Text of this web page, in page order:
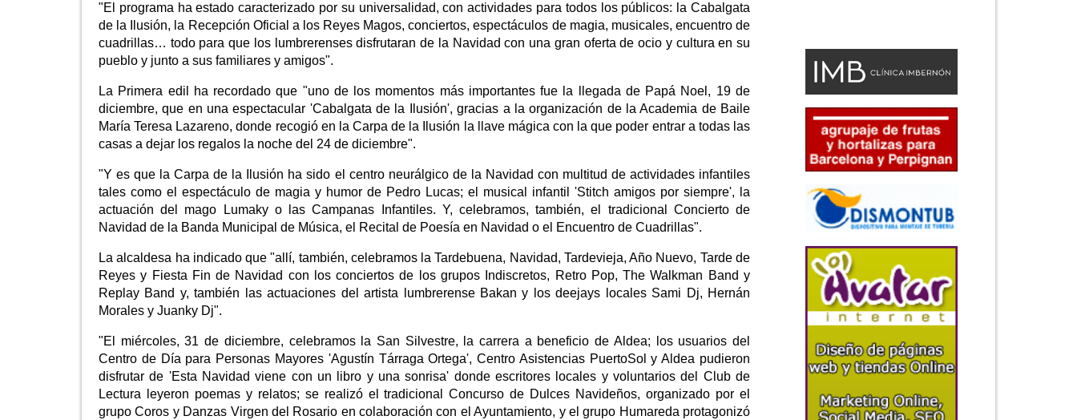
"El programa ha estado caracterizado por su universalidad, con actividades para todos los públicos: la Cabalgata
de la Ilusión, la Recepción Oficial a los Reyes Magos, conciertos, espectáculos de magia, musicales, encuentro de
cuadrillas… todo para que los lumbrerenses disfrutaran de la Navidad con una gran oferta de ocio y cultura en su
pueblo y junto a sus familiares y amigos".
La Primera edil ha recordado que "uno de los momentos más importantes fue la llegada de Papá Noel, 19 de
diciembre, que en una espectacular 'Cabalgata de la Ilusión', gracias a la organización de la Academia de Baile
María Teresa Lazareno, donde recogió en la Carpa de la Ilusión la llave mágica con la que poder entrar a todas las
casas a dejar los regalos la noche del 24 de diciembre".
"Y es que la Carpa de la Ilusión ha sido el centro neurálgico de la Navidad con multitud de actividades infantiles
tales como el espectáculo de magia y humor de Pedro Lucas; el musical infantil 'Stitch amigos por siempre', la
actuación del mago Lumaky o las Campanas Infantiles. Y, celebramos, también, el tradicional Concierto de
Navidad de la Banda Municipal de Música, el Recital de Poesía en Navidad o el Encuentro de Cuadrillas".
La alcaldesa ha indicado que "allí, también, celebramos la Tardebuena, Navidad, Tardevieja, Año Nuevo, Tarde de
Reyes y Fiesta Fin de Navidad con los conciertos de los grupos Indiscretos, Retro Pop, The Walkman Band y
Replay Band y, también las actuaciones del artista lumbrerense Bakan y los deejays locales Sami Dj, Hernán
Morales y Juanky Dj".
"El miércoles, 31 de diciembre, celebramos la San Silvestre, la carrera a beneficio de Aldea; los usuarios del
Centro de Día para Personas Mayores 'Agustín Tárraga Ortega', Centro Asistencias PuertoSol y Aldea pudieron
disfrutar de 'Esta Navidad viene con un libro y una sonrisa' donde escritores locales y voluntarios del Club de
Lectura leyeron poemas y relatos; se realizó el tradicional Concurso de Dulces Navideños, organizado por el
grupo Coros y Danzas Virgen del Rosario en colaboración con el Ayuntamiento, y el grupo Humareda protagonizó